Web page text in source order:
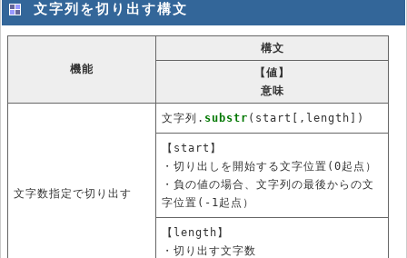
文字列を切り出す構文
機能
構文
【値】
意味
文字数指定で切り出す
文字列. substr (start[,length])
【start】
・切り出しを開始する文字位置(0起点）
・負の値の場合、文字列の最後からの文
字位置(-1起点）
【length】
・切り出す文字数